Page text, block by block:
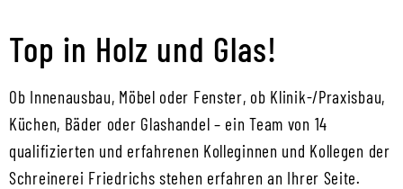
Top in Holz und Glas!
Ob Innenausbau, Möbel oder Fenster, ob Klinik-/Praxisbau,
Küchen, Bäder oder Glashandel – ein Team von 14
qualifizierten und erfahrenen Kolleginnen und Kollegen der
Schreinerei Friedrichs stehen erfahren an Ihrer Seite.